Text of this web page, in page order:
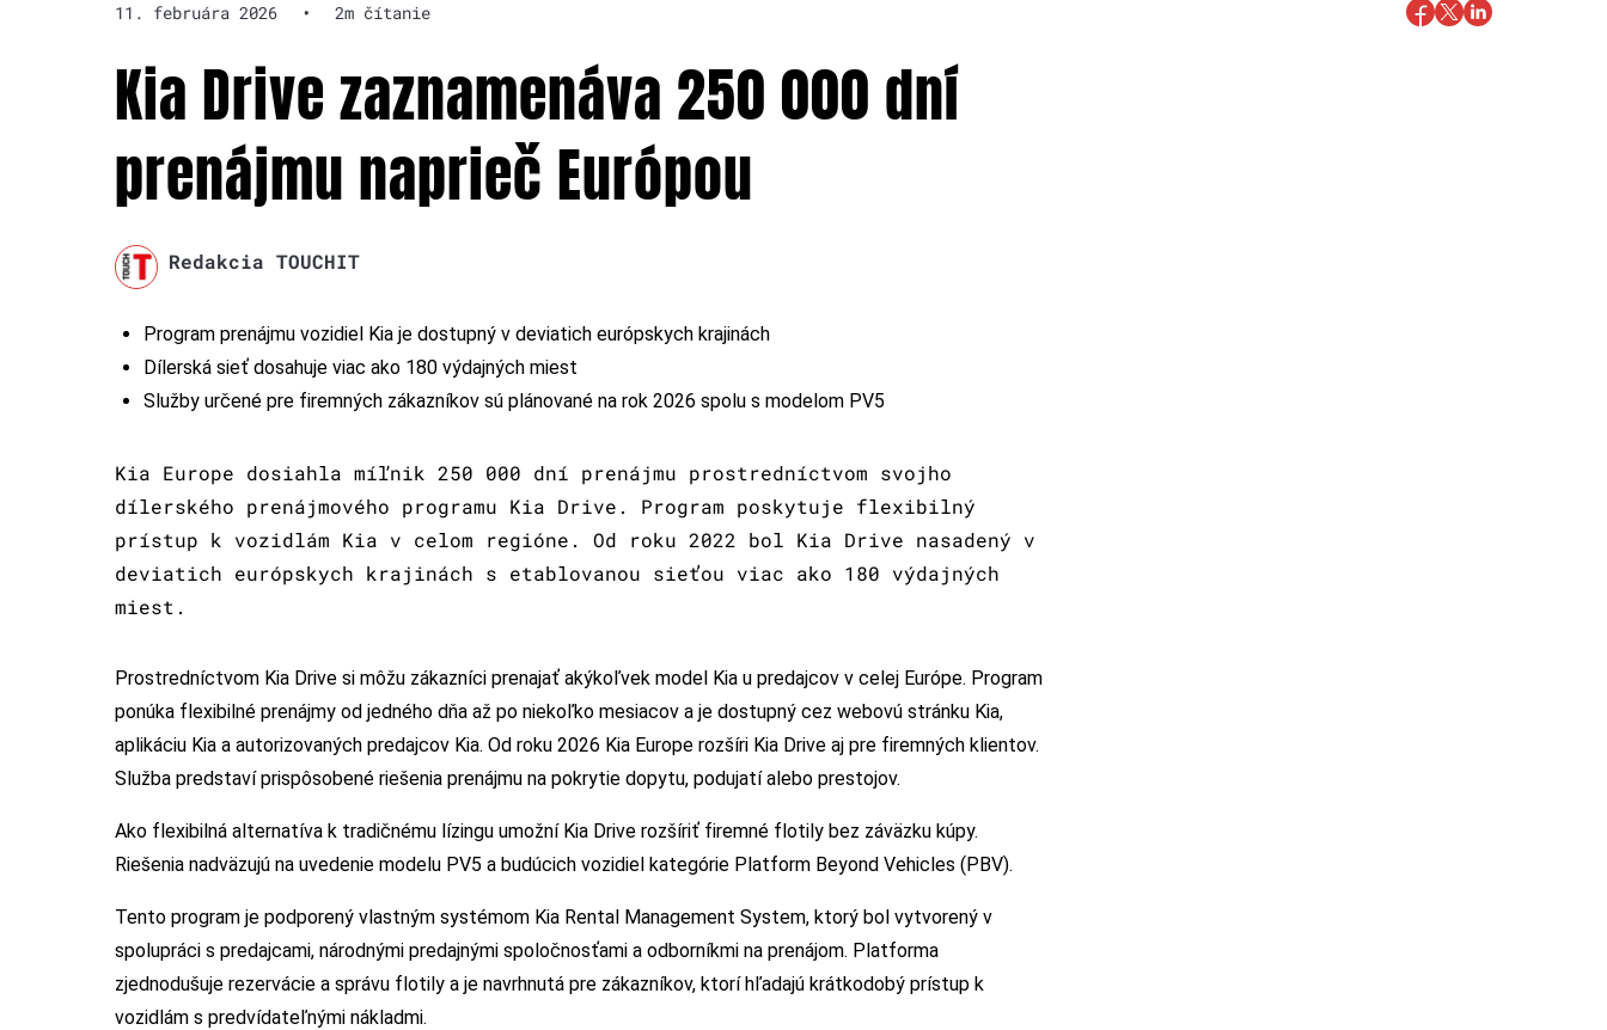
11. februára 2026 • 2m čítanie
Kia Drive zaznamenáva 250 000 dní
prenájmu naprieč Európou
Redakcia TOUCHIT
Program prenájmu vozidiel Kia je dostupný v deviatich európskych krajinách
Dílerská sieť dosahuje viac ako 180 výdajných miest
Služby určené pre firemných zákazníkov sú plánované na rok 2026 spolu s modelom PV5
Kia Europe dosiahla míľnik 250 000 dní prenájmu prostredníctvom svojho
dílerského prenájmového programu Kia Drive. Program poskytuje flexibilný
prístup k vozidlám Kia v celom regióne. Od roku 2022 bol Kia Drive nasadený v
deviatich európskych krajinách s etablovanou sieťou viac ako 180 výdajných
miest.
Prostredníctvom Kia Drive si môžu zákazníci prenajať akýkoľvek model Kia u predajcov v celej Európe. Program
ponúka flexibilné prenájmy od jedného dňa až po niekoľko mesiacov a je dostupný cez webovú stránku Kia,
aplikáciu Kia a autorizovaných predajcov Kia. Od roku 2026 Kia Europe rozšíri Kia Drive aj pre firemných klientov.
Služba predstaví prispôsobené riešenia prenájmu na pokrytie dopytu, podujatí alebo prestojov.
Ako flexibilná alternatíva k tradičnému lízingu umožní Kia Drive rozšíriť firemné flotily bez záväzku kúpy.
Riešenia nadväzujú na uvedenie modelu PV5 a budúcich vozidiel kategórie Platform Beyond Vehicles (PBV).
Tento program je podporený vlastným systémom Kia Rental Management System, ktorý bol vytvorený v
spolupráci s predajcami, národnými predajnými spoločnosťami a odborníkmi na prenájom. Platforma
zjednodušuje rezervácie a správu flotily a je navrhnutá pre zákazníkov, ktorí hľadajú krátkodobý prístup k
vozidlám s predvídateľnými nákladmi.